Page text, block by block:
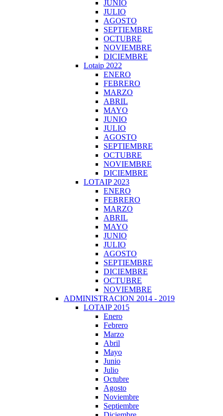
JUNIO
JULIO
AGOSTO
SEPTIEMBRE
OCTUBRE
NOVIEMBRE
DICIEMBRE
Lotaip 2022
ENERO
FEBRERO
MARZO
ABRIL
MAYO
JUNIO
JULIO
AGOSTO
SEPTIEMBRE
OCTUBRE
NOVIEMBRE
DICIEMBRE
LOTAIP 2023
ENERO
FEBRERO
MARZO
ABRIL
MAYO
JUNIO
JULIO
AGOSTO
SEPTIEMBRE
DICIEMBRE
OCTUBRE
NOVIEMBRE
ADMINISTRACION 2014 - 2019
LOTAIP 2015
Enero
Febrero
Marzo
Abril
Mayo
Junio
Julio
Octubre
Agosto
Noviembre
Septiembre